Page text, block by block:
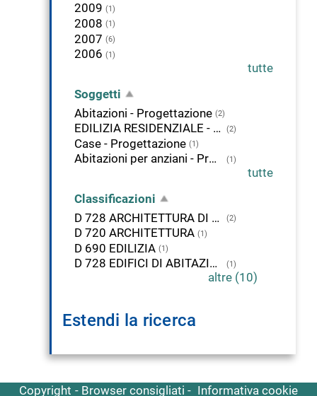
2009 (1)
2008 (1)
2007 (6)
2006 (1)
tutte
Soggetti
Abitazioni - Progettazione (2)
EDILIZIA RESIDENZIALE - ROVIGO <PROV.> (2)
Case - Progettazione (1)
Abitazioni per anziani - Progettazione (1)
tutte
Classificazioni
D 728 ARCHITETTURA DI EDIFICI PER ABITAZIONE
(2)
D 720 ARCHITETTURA (1)
D 690 EDILIZIA (1)
D 728 EDIFICI DI ABITAZIONE (1)
altre (10)
Estendi la ricerca
Copyright Browser consigliati Informativa cookie